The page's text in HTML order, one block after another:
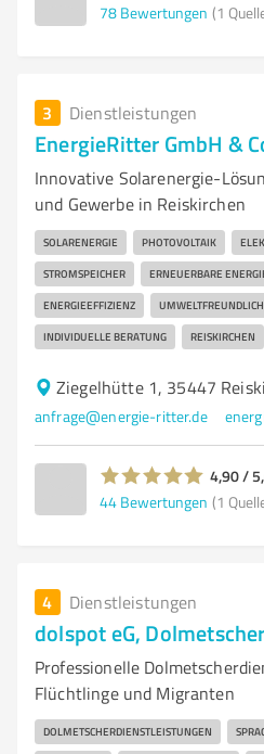
78 Bewertungen (1
3 Dienstleistungen
EnergieRitter GmbH &
Innovative Solarenergie-
und Gewerbe in Reiskirchen
SOLARENERGIE PHOTOVOLTAIK
STROMSPEICHER ERNEUERBARE
ENERGIEEFFIZIENZ
INDIVIDUELLE BERATUNG REISKIRCHEN
Ziegelhütte 1, 35447
anfrage@energie-ritter.de
4,90 /
44 Bewertungen (1
4 Dienstleistungen
dolspot eG,
Professionelle
Flüchtlinge und Migranten
DOLMETSCHERDIENSTLEISTUNGEN